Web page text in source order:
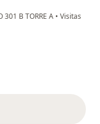
301 B TORRE A • Visitas
anteriores